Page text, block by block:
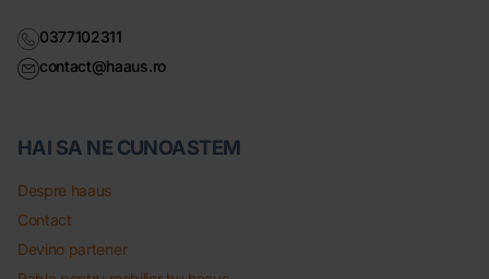
0377102311
contact@haaus.ro
HAI SA NE CUNOASTEM
Despre haaus
Contact
Devino partener